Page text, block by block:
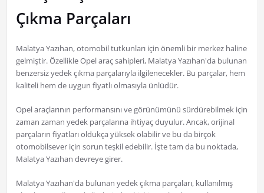
Çıkma Parçaları
Malatya Yazıhan, otomobil tutkunları için önemli bir merkez haline
gelmiştir. Özellikle Opel araç sahipleri, Malatya Yazıhan'da bulunan
benzersiz yedek çıkma parçalarıyla ilgilenecekler. Bu parçalar, hem
kaliteli hem de uygun fiyatlı olmasıyla ünlüdür.
Opel araçlarının performansını ve görünümünü sürdürebilmek için
zaman zaman yedek parçalarına ihtiyaç duyulur. Ancak, orijinal
parçaların fiyatları oldukça yüksek olabilir ve bu da birçok
otomobilsever için sorun teşkil edebilir. İşte tam da bu noktada,
Malatya Yazıhan devreye girer.
Malatya Yazıhan'da bulunan yedek çıkma parçaları, kullanılmış